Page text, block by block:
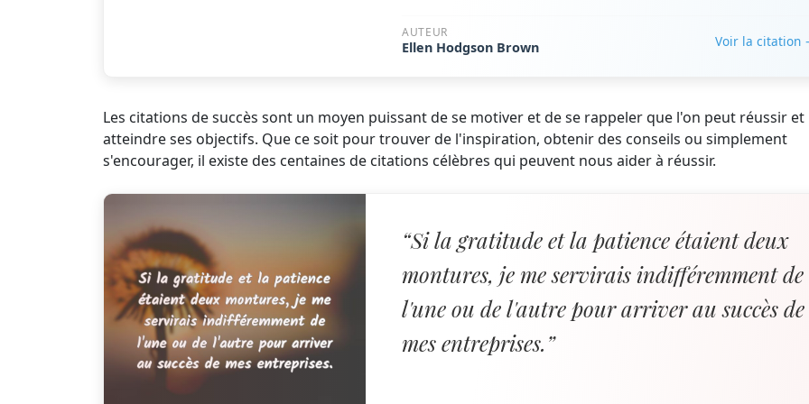
AUTEUR
Ellen Hodgson Brown Voir la citation
Les citations de succès sont un moyen puissant de se motiver et de se rappeler que l'on peut réussir et
atteindre ses objectifs. Que ce soit pour trouver de l'inspiration, obtenir des conseils ou simplement
s'encourager, il existe des centaines de citations célèbres qui peuvent nous aider à réussir.
“Si la gratitude et la patience étaient deux
montures, je me servirais indifféremment de
l'une ou de l'autre pour arriver au succès de
mes entreprises.”